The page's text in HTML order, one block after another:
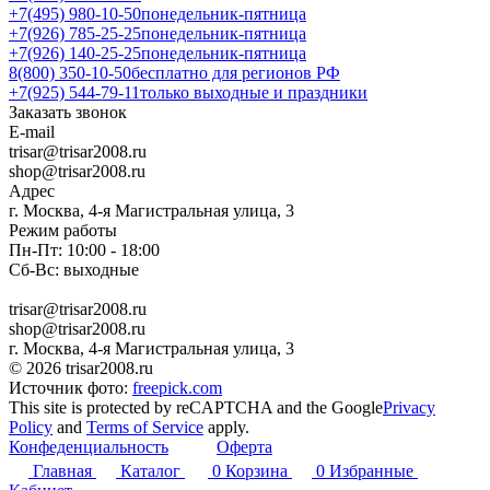
+7(495) 980-10-50понедельник-пятница
+7(926) 785-25-25понедельник-пятница
+7(926) 140-25-25понедельник-пятница
8(800) 350-10-50бесплатно для регионов РФ
+7(925) 544-79-11только выходные и праздники
Заказать звонок
E-mail
trisar@trisar2008.ru
shop@trisar2008.ru
Адрес
г. Москва, 4-я Магистральная улица, 3
Режим работы
Пн-Пт: 10:00 - 18:00
Сб-Вс: выходные
trisar@trisar2008.ru
shop@trisar2008.ru
г. Москва, 4-я Магистральная улица, 3
© 2026 trisar2008.ru
Источник фото: freepick.com
This site is protected by reCAPTCHA and the GooglePrivacy
Policy and Terms of Service apply.
Конфеденциальность
Оферта
Главная
Каталог 0 Корзина 0 Избранные